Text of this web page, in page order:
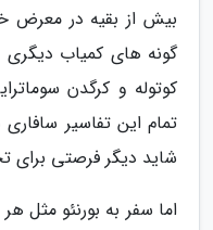
بیش از بقیه در معرض
گونه های کمیاب
کوتوله و کرگدن
تمام این تفاسیر
شاید دیگر فرصتی برای
اما سفر به بورنئو مثل